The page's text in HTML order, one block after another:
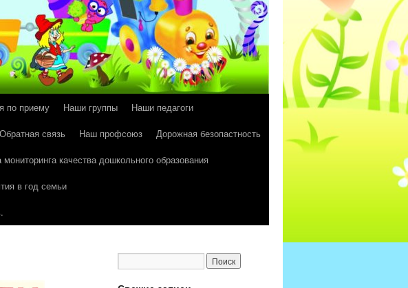
по приему Наши группы
Наши педагоги
Обратная связь Наш профсоюз
Дорожная безопастность
качества дошкольного образования
в год семьи